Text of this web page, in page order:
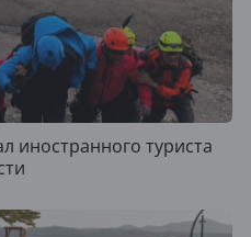
иностранного туриста